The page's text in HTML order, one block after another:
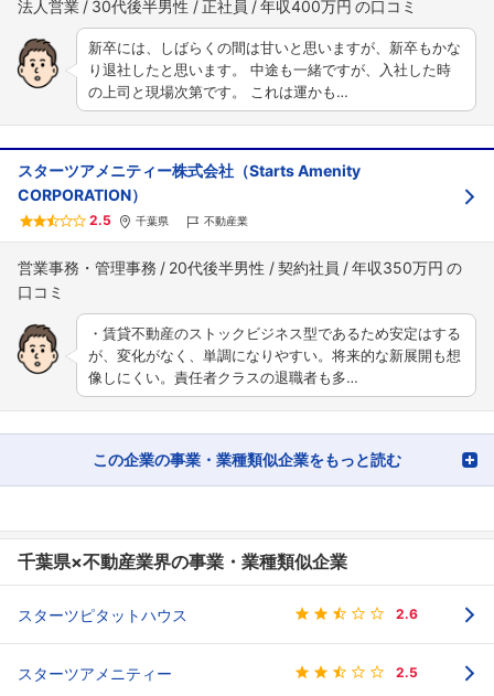
法人営業 30代後半男性 正社員 年収400万円
新卒には、しばらくの間は甘いと思いますが、新卒もかな
り退社したと思います。 中途も一緒ですが、入社した時
の上司と現場次第です。 これは運かも…
スターツアメニティー株式会社（Starts Amenity
CORPORATION）
2.5 千葉県 不動産業
営業事務・管理事務 20代後半男性 契約社員 年収350万円
・賃貸不動産のストックビジネス型であるため安定はする
が、変化がなく、単調になりやすい。将来的な新展開も想
像しにくい。責任者クラスの退職者も多…
この企業の事業・業種類似企業をもっと読む
千葉県×不動産業界の事業・業種類似企業
スターツピタットハウス 2.6
スターツアメニティー 2.5